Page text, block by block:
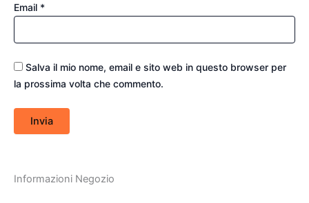
Email *
Salva il mio nome, email e sito web in questo browser per
la prossima volta che commento.
Informazioni Negozio